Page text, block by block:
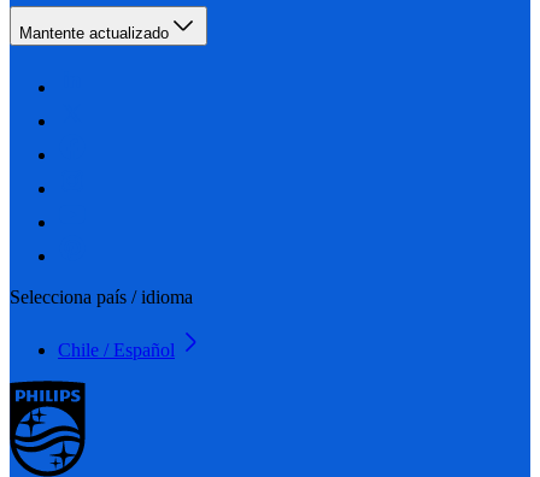
Mantente actualizado
Selecciona país / idioma
Chile / Español